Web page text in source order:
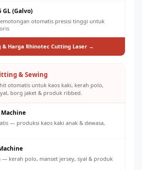
GL (Galvo)
otomatis presisi tinggi untuk
& Harga Rhinotec Cutting Laser →
& Sewing
otomatis untuk kaos kaki, kerah polo,
borg jaket & produk ribbed.
— produksi kaos kaki anak & dewasa,
— kerah polo, manset jersey, syal & produk